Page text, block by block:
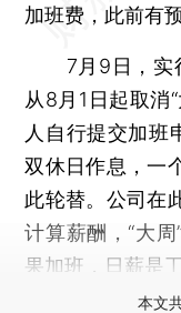
加班费，此前有预
7月9日，实行
从8月1日起取消
人自行提交加班
双休日作息，一
此轮替。公司在
计算薪酬，“大
果加班，日薪是
本文